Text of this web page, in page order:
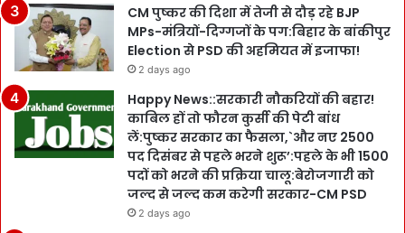
CM पुष्कर की दिशा में तेजी से दौड़ रहे BJP
MPs-मंत्रियों-दिग्गजों के पग:बिहार के बांकीपुर
Election से PSD की अहमियत में इजाफा!
2 days ago
Happy News::सरकारी नौकरियों की बहार!
काबिल हों तो फौरन कुर्सी की पेटी बांध
लें:पुष्कर सरकार का फैसला,`और नए 2500
पद दिसंबर से पहले भरने शुरू’:पहले के भी 1500
पदों को भरने की प्रक्रिया चालू:बेरोजगारी को
जल्द से जल्द कम करेगी सरकार-CM PSD
2 days ago